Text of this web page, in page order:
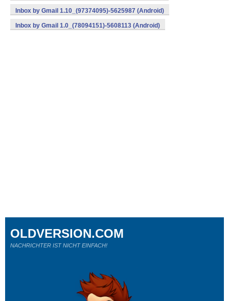
Inbox by Gmail 1.10_(97374095)-5625987 (Android)
Inbox by Gmail 1.0_(78094151)-5608113 (Android)
OLDVERSION.COM
NACHRICHTER IST NICHT EINFACH!